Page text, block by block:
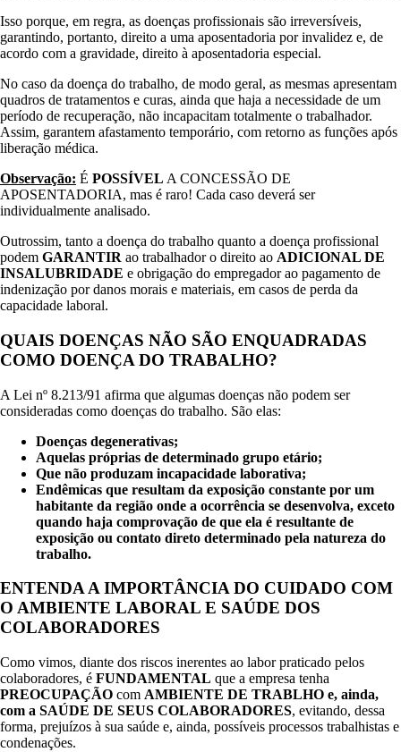
Isso porque, em regra, as doenças profissionais são irreversíveis,
garantindo, portanto, direito a uma aposentadoria por invalidez e, de
acordo com a gravidade, direito à aposentadoria especial.
No caso da doença do trabalho, de modo geral, as mesmas apresentam
quadros de tratamentos e curas, ainda que haja a necessidade de um
período de recuperação, não incapacitam totalmente o trabalhador.
Assim, garantem afastamento temporário, com retorno as funções após
liberação médica.
Observação: É POSSÍVEL A CONCESSÃO DE
APOSENTADORIA, mas é raro! Cada caso deverá ser
individualmente analisado.
Outrossim, tanto a doença do trabalho quanto a doença profissional
podem GARANTIR ao trabalhador o direito ao ADICIONAL DE
INSALUBRIDADE e obrigação do empregador ao pagamento de
indenização por danos morais e materiais, em casos de perda da
capacidade laboral.
QUAIS DOENÇAS NÃO SÃO ENQUADRADAS
COMO DOENÇA DO TRABALHO?
A Lei nº 8.213/91 afirma que algumas doenças não podem ser
consideradas como doenças do trabalho. São elas:
Doenças degenerativas;
Aquelas próprias de determinado grupo etário;
Que não produzam incapacidade laborativa;
Endêmicas que resultam da exposição constante por um
habitante da região onde a ocorrência se desenvolva, exceto
quando haja comprovação de que ela é resultante de
exposição ou contato direto determinado pela natureza do
trabalho.
ENTENDA A IMPORTÂNCIA DO CUIDADO COM
O AMBIENTE LABORAL E SAÚDE DOS
COLABORADORES
Como vimos, diante dos riscos inerentes ao labor praticado pelos
colaboradores, é FUNDAMENTAL que a empresa tenha
PREOCUPAÇÃO com AMBIENTE DE TRABLHO e, ainda,
com a SAÚDE DE SEUS COLABORADORES, evitando, dessa
forma, prejuízos à sua saúde e, ainda, possíveis processos trabalhistas e
condenações.